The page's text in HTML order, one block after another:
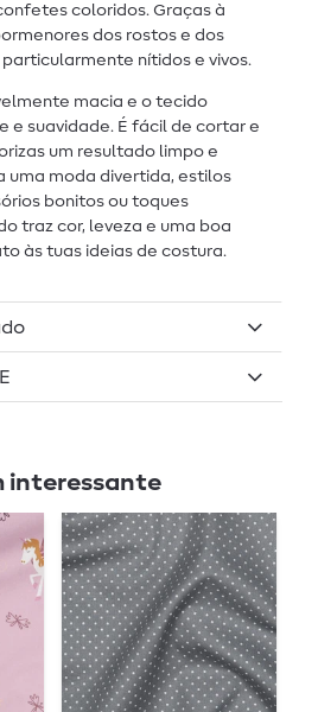
coloridos. Graças à
dos rostos e dos
nítidos e vivos.
macia e o tecido
e suavidade. É fácil de cortar e
um resultado limpo e
uma moda divertida, estilos
bonitos ou toques
traz cor, leveza e uma boa
às tuas ideias de costura.
interessante